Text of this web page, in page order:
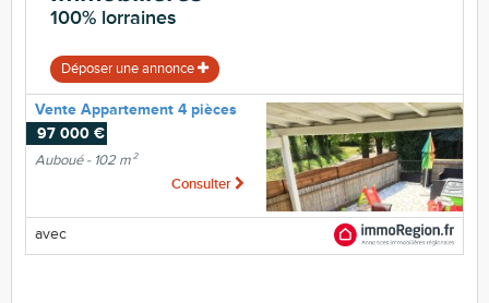
100% lorraines
Déposer une annonce
Vente Appartement 4 pièces
97 000 €
Auboué - 102 m²
Consulter
avec